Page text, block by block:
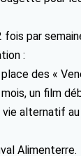
par
:
des «
un film
vie alternatif
Alimenterre.